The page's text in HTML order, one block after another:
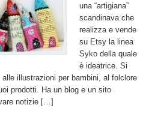
una “artigiana”
scandinava che
realizza e vende
su Etsy la linea
Syko della quale
è ideatrice. Si
illustrazioni per bambini, al folclore
prodotti. Ha un blog e un sito
notizie […]